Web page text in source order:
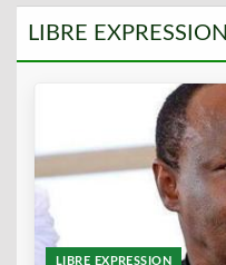
LIBRE EXPRESSION
LIBRE EXPRESSION